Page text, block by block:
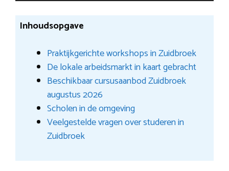
Inhoudsopgave
Praktijkgerichte workshops in Zuidbroek
De lokale arbeidsmarkt in kaart gebracht
Beschikbaar cursusaanbod Zuidbroek
augustus 2026
Scholen in de omgeving
Veelgestelde vragen over studeren in
Zuidbroek